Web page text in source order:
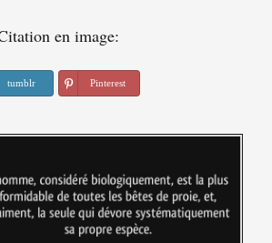
en image:
tumblr Pinterest